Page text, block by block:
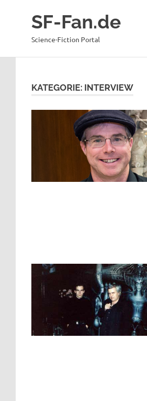
SF-Fan.de
Science-Fiction Portal
KATEGORIE: INTERVIEW